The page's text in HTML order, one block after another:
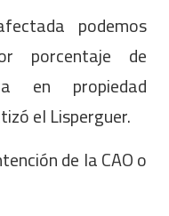
podemos
porcentaje de
en propiedad
el Lisperguer.
de la CAO o